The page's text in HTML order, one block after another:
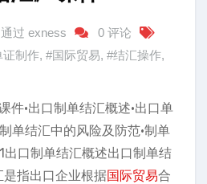
通过 exness
0 评论
证制作, #国际贸易, #结汇操作,
件•出口制单结汇概述•出口单
单结汇中的风险及防范•制单
口制单结汇概述出口制单结
指出口企业根据国际贸易合